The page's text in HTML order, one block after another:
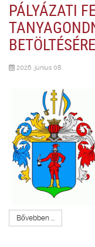
PÁLYÁZATI
BETÖLTÉSÉRE
2026. június 08.
Bővebben ...